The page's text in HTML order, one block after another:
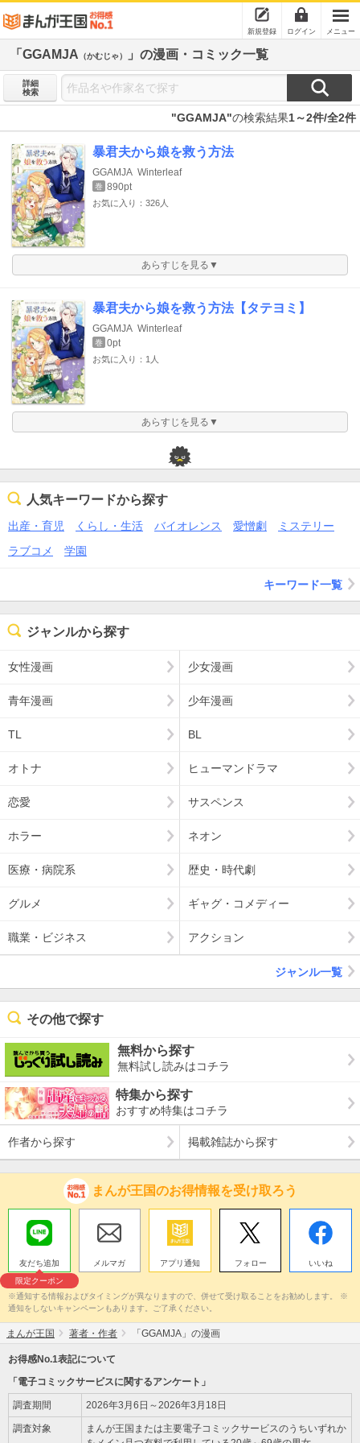
新規登録 ログイン メニュー
「GGAMJA （かむじゃ） 」の漫画・コミック一覧
詳細
検索
"GGAMJA"の検索結果1～2件/全2件
暴君夫から娘を救う方法
GGAMJA Winterleaf
巻 890pt
お気に入り：326人
あらすじを見る▼
暴君夫から娘を救う方法【タテヨミ】
GGAMJA Winterleaf
巻 0pt
お気に入り：1人
あらすじを見る▼
人気キーワードから探す
出産・育児 くらし・生活 バイオレンス 愛憎劇
ミステリー
ラブコメ
学園
キーワード一覧
ジャンルから探す
女性漫画 少女漫画
青年漫画 少年漫画
TL BL
オトナ ヒューマンドラマ
恋愛 サスペンス
ホラー ネオン
医療・病院系 歴史・時代劇
グルメ ギャグ・コメディー
職業・ビジネス アクション
ジャンル一覧
その他で探す
無料から探す
無料試し読みはコチラ
特集から探す
おすすめ特集はコチラ
作者から探す 掲載雑誌から探す
まんが王国のお得情報を受け取ろう
友だち追加
限定クーポン
メルマガ アプリ通知 フォロー いいね
※通知する情報およびタイミングが異なりますので、併せて受け取ることをお勧めします。 ※
通知をしないキャンペーンもあります。ご了承ください。
まんが王国 著者・作者 「GGAMJA」の漫画
お得感No.1表記について
「電子コミックサービスに関するアンケート」
調査期間 2026年3月6日～2026年3月18日
調査対象
まんが王国または主要電子コミックサービスのうちいずれか